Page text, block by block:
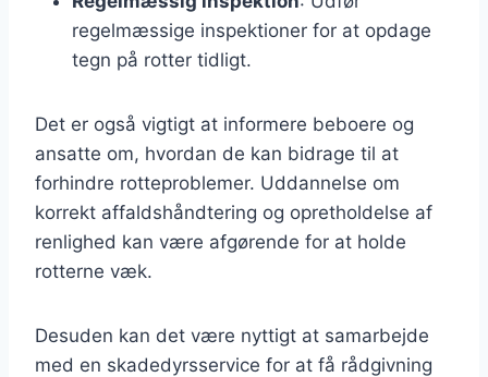
regelmæssige inspektioner for at opdage
tegn på rotter tidligt.
Det er også vigtigt at informere beboere og
ansatte om, hvordan de kan bidrage til at
forhindre rotteproblemer. Uddannelse om
korrekt affaldshåndtering og opretholdelse af
renlighed kan være afgørende for at holde
rotterne væk.
Desuden kan det være nyttigt at samarbejde
med en skadedyrsservice for at få rådgivning